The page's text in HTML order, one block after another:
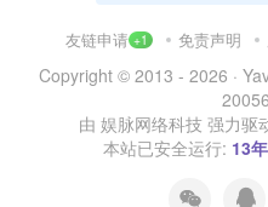
友链申请 +1 免责声明
Copyright © 2013 - 2026 ·
由 娱脉网络科技 强力驱
本站已安全运行: 13